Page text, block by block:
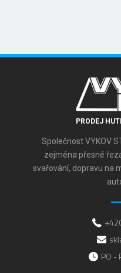
PRODEJ
Společnost VYKOV
zejména přesné
svařování, dopravu na
PO -